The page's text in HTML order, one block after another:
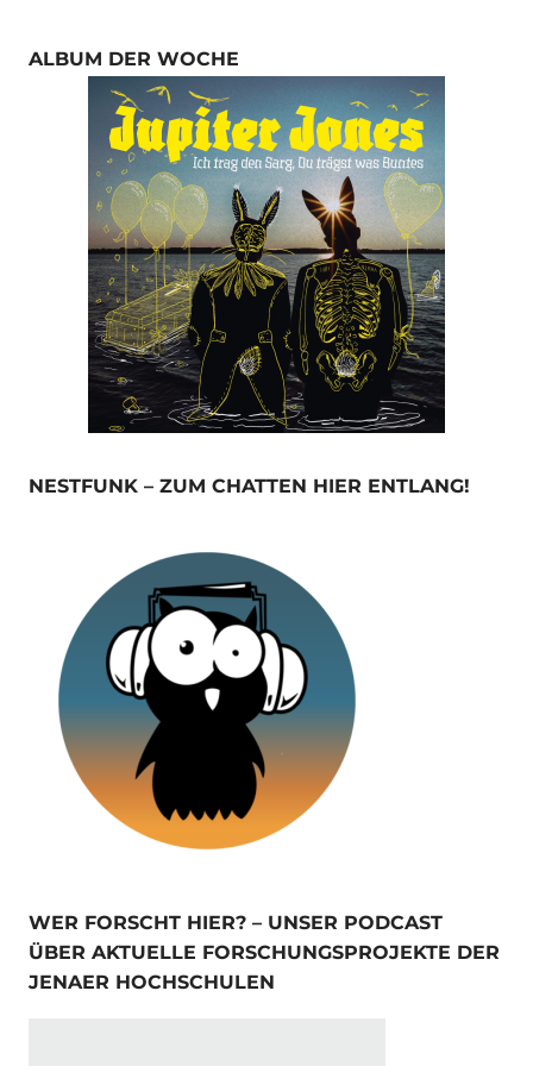
ALBUM DER WOCHE
NESTFUNK – ZUM CHATTEN HIER ENTLANG!
WER FORSCHT HIER? – UNSER PODCAST
ÜBER AKTUELLE FORSCHUNGSPROJEKTE DER
JENAER HOCHSCHULEN